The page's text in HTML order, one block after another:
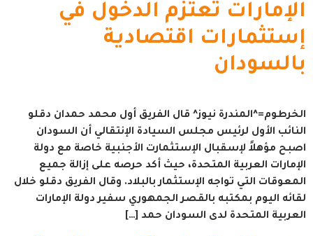
الإمارات تعتزم الدخول في
إستثمارات اقتصادية
بالسودان
الخرطوم=^المندرة نيوز^ قال الفريق أول محمد حمدان دقلو
النائب الأول لرئيس مجلس السيادة الإنتقالي أن السودان
اصبح مؤهلاً لإسقبال الإستثمارت الأجنبية خاصة مع دولة
الإمارات العربية المتحدة، حيث أكد حرصه على إزالة جميع
المعوقات التي تواجه الإستثمار بالبلاد. وقال الفريق دقلو خلال
لقائه اليوم بمكتبه بالقصر الجمهوري سفير دولة الإمارات
العربية المتحدة لدى السودان حمد […]